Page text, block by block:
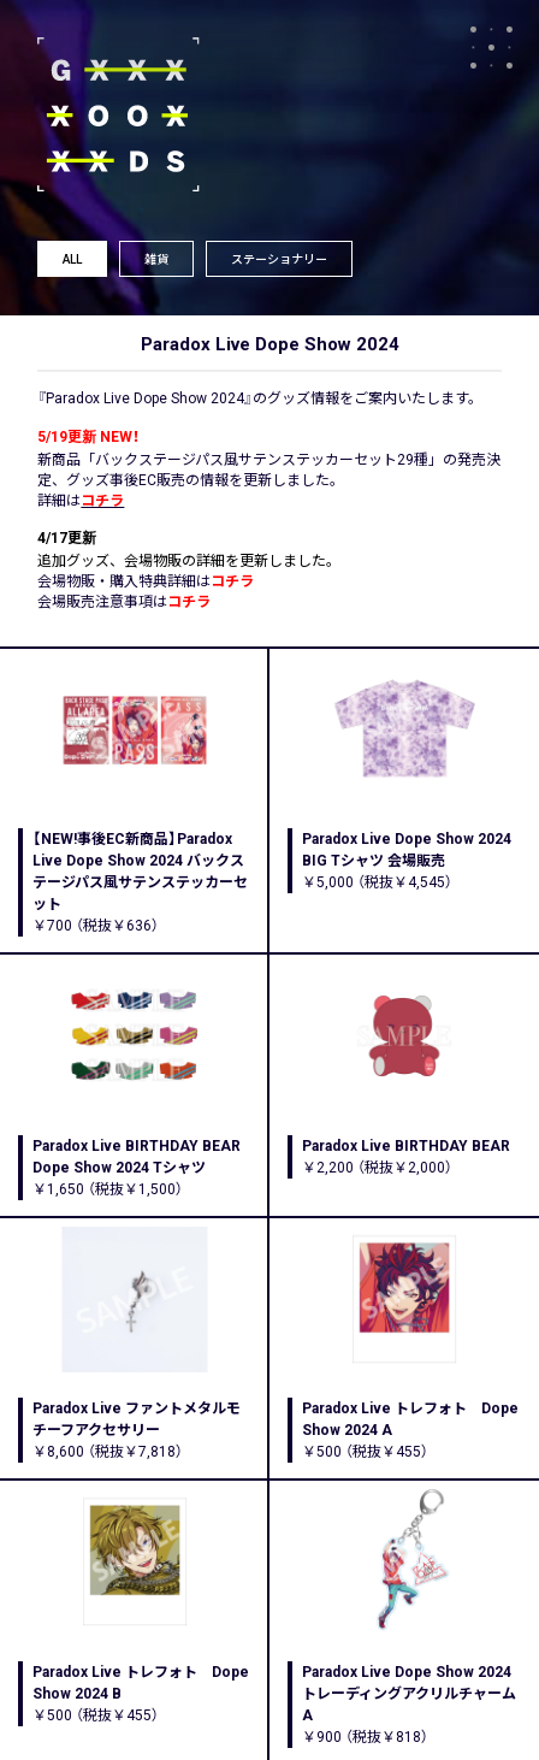
ALL 雑貨 ステーショナリー
Paradox Live Dope Show 2024
『Paradox Live Dope Show 2024』のグッズ情報をご案内いたします。
5/19更新 NEW！
新商品「バックステージパス風サテンステッカーセット29種」の発売決
定、グッズ事後EC販売の情報を更新しました。
詳細はコチラ
4/17更新
追加グッズ、会場物販の詳細を更新しました。
会場物販・購入特典詳細はコチラ
会場販売注意事項はコチラ
【NEW!事後EC新商品】Paradox
Live Dope Show 2024 バックス
テージパス風サテンステッカーセ
ット
￥700 （税抜￥636）
Paradox Live Dope Show 2024
BIG Tシャツ 会場販売
￥5,000 （税抜￥4,545）
Paradox Live BIRTHDAY BEAR
Dope Show 2024 Tシャツ
￥1,650 （税抜￥1,500）
Paradox Live BIRTHDAY BEAR
￥2,200 （税抜￥2,000）
Paradox Live ファントメタルモ
チーフアクセサリー
￥8,600 （税抜￥7,818）
Paradox Live トレフォト Dope
Show 2024 A
￥500 （税抜￥455）
Paradox Live トレフォト Dope
Show 2024 B
￥500 （税抜￥455）
Paradox Live Dope Show 2024
トレーディングアクリルチャーム
A
￥900 （税抜￥818）